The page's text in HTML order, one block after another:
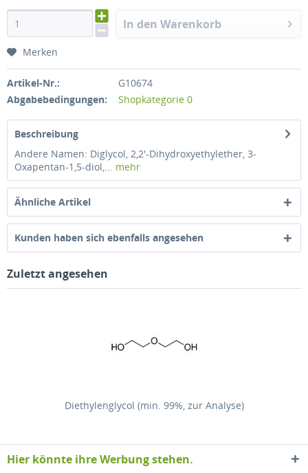
In den Warenkorb
Merken
Artikel-Nr.:
G10674
Abgabebedingungen:
Shopkategorie 0
Beschreibung
Andere Namen: Diglycol, 2,2'-Dihydroxyethylether, 3-
Oxapentan-1,5-diol,... mehr
Ähnliche Artikel
Kunden haben sich ebenfalls angesehen
Zuletzt angesehen
Diethylenglycol (min. 99%, zur Analyse)
Hier könnte ihre Werbung stehen.